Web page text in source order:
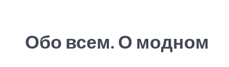
Обо всем. О модном